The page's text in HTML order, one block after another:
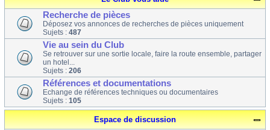
Recherche de pièces
Déposez vos annonces de recherches de pièces uniquement
Sujets : 487
Vie au sein du Club
Se retrouver sur une sortie locale, faire la route ensemble, partager
un hotel...
Sujets : 206
Références et documentations
Echange de références techniques ou documentaires
Sujets : 105
Espace de discussion